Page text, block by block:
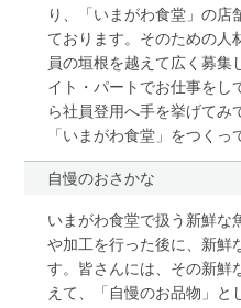
り、「いまがわ食堂」の店
ております。そのための人
員の垣根を越えて広く募集
イト・パートでお仕事をし
ら社員登用へ手を挙げてみ
「いまがわ食堂」をつくっ
自慢のおさかな
いまがわ食堂で扱う新鮮な
や加工を行った後に、新鮮
す。皆さんには、その新鮮
えて、「自慢のお品物」と